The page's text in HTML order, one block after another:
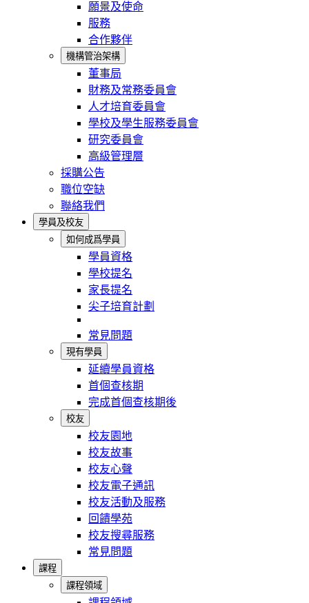
願景及使命
服務
合作夥伴
機構管治架構
董事局
財務及常務委員會
人才培育委員會
學校及學生服務委員會
研究委員會
高級管理層
採購公告
職位空缺
聯絡我們
學員及校友
如何成爲學員
學員資格
學校提名
家長提名
尖子培育計劃
常見問題
現有學員
延續學員資格
首個查核期
完成首個查核期後
校友
校友園地
校友故事
校友心聲
校友電子通訊
校友活動及服務
回饋學苑
校友搜尋服務
常見問題
課程
課程領域